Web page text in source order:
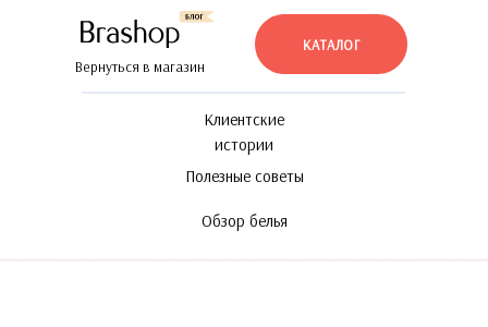
Вернуться в магазин
КАТАЛОГ
Клиентские
истории
Полезные советы
Обзор белья